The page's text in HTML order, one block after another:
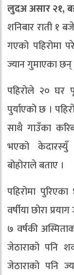
लुदअ असार २१,
शनिबार राती १
गएको पहिरोमा
ज्यान गुमाएका
पहिरोले २० घर
पुर्याएको छ ।
साथै गाउँका
भएको केदारस्युँ
बोहोराले बताए ।
पहिरोमा
वर्षीया छोरा
७ वर्षकी
जेठाराको पनि
जेठाराको पनि